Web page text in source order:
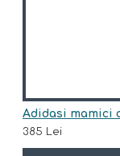
385 Lei